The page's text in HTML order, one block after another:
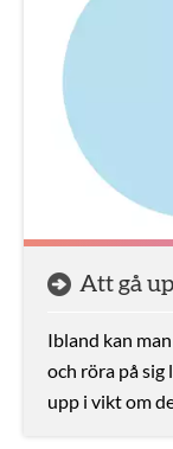
Att gå
Ibland kan
och röra på sig
upp i vikt om